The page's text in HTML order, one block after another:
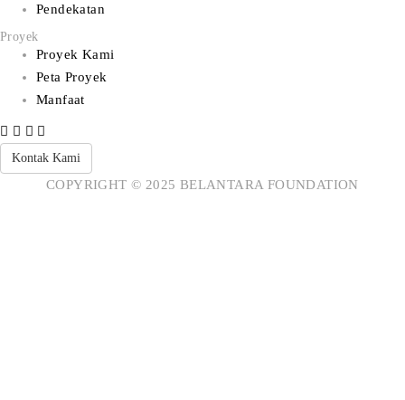
Pendekatan
Proyek
Proyek Kami
Peta Proyek
Manfaat
Kontak Kami
COPYRIGHT © 2025 BELANTARA FOUNDATION